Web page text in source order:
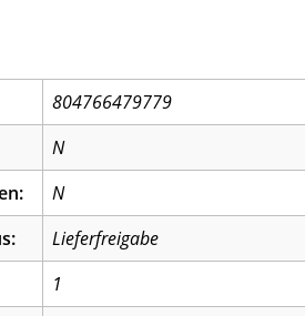
804766479779
N
N
Lieferfreigabe
1